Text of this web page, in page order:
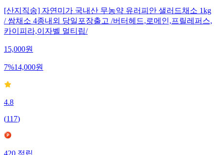
[산지직송] 자연미가 국내산 무농약 유러피안 샐러드채소 1kg
/ 쌈채소 4종내외 당일포장출고 /버터헤드,로메인,프릴레퍼스,
카이피라,이자벨 멀티립/
15,000원
7%14,000원
4.8
(117)
420 적립